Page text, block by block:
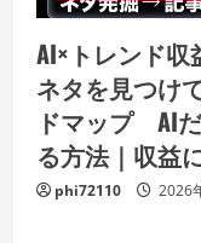
AI×トレンド
ネタを見つけ
ドマップ AI
る方法｜収益
phi72110 2026